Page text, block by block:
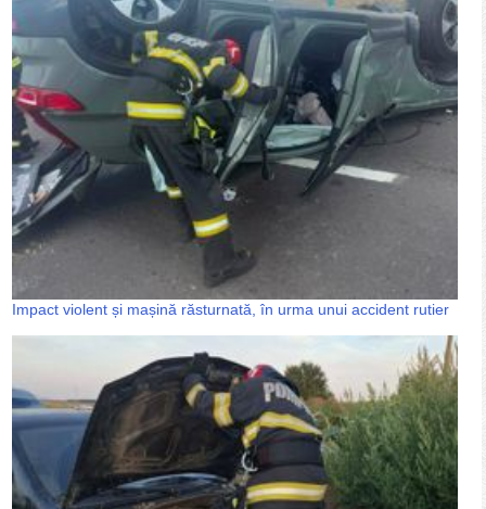
Impact violent și mașină răsturnată, în urma unui accident rutier